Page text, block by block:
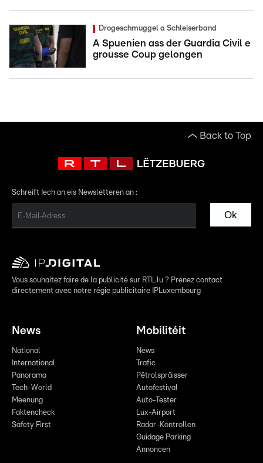
Drogeschmuggel a Schleiserband
A Spuenien ass der Guardia Civil e
grousse Coup gelongen
Back to Top
Schreift Iech an eis Newsletteren an :
Ok
Vous souhaitez faire de la publicité sur RTL.lu ? Prenez contact
directement avec notre régie publicitaire IPLuxembourg
News
National
International
Panorama
Tech-World
Meenung
Faktencheck
Safety First
Mobilitéit
News
Trafic
Pëtrolspräisser
Autofestival
Auto-Tester
Lux-Airport
Radar-Kontrollen
Guidage Parking
Annoncen